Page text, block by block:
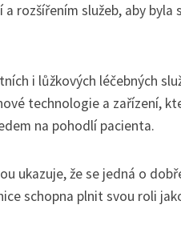
rozšířením služeb, aby
i lůžkových léčebných
technologie a zařízení,
na pohodlí pacienta.
ukazuje, že se jedná o
schopna plnit svou roli